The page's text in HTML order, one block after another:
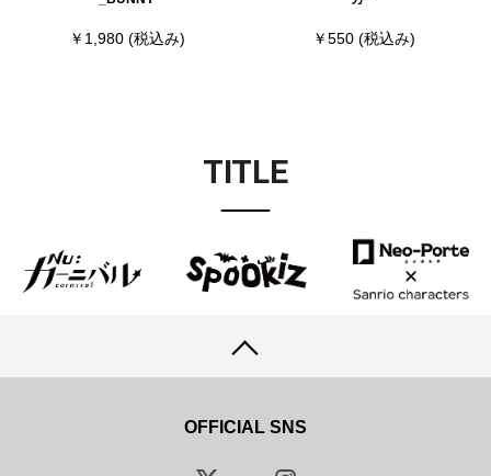
￥1,980 (税込み) ￥550(税込み)
TITLE
OFFICIAL SNS